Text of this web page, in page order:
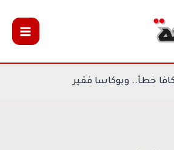
سيكافا خطأ.. وبوكاسا فقير